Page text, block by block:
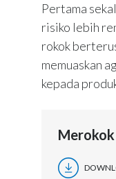
Pertama
risiko lebih
rokok
memuaskan
kepada